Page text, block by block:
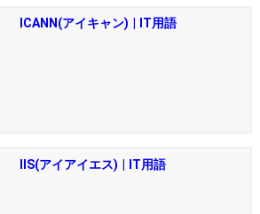
ICANN(アイキャン) | IT用語
IIS(アイアイエス) | IT用語